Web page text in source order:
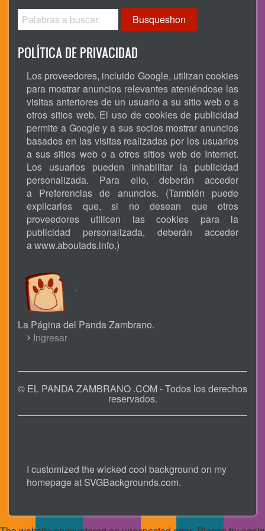
Busqueshon
POLÍTICA DE PRIVACIDAD
Los proveedores, incluido Google, utilizan cookies
para mostrar anuncios relevantes ateniéndose las
visitas anteriores de un usuario a su sitio web o a
otros sitios web. El uso de cookies de publicidad
permite a Google y a sus socios mostrar anuncios
basados en las visitas realizadas por los usuarios
a sus sitios web o a otros sitios web de Internet.
Los usuarios pueden inhabilitar la publicidad
personalizada. Para ello, deberán acceder
a Preferencias de anuncios. (También puede
explicarles que, si no desean que otros
proveedores utilicen las cookies para la
publicidad personalizada, deberán acceder
a www.aboutads.info.)
La Página del Panda Zambrano.
USER
MENU
Ingresar
© EL PANDA ZAMBRANO .COM - Todos los derechos
reservados.
I customized the wicked cool background on my
homepage at SVGBackgrounds.com.